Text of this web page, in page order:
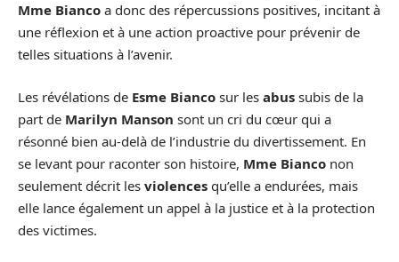
Mme Bianco a donc des répercussions positives, incitant à
une réflexion et à une action proactive pour prévenir de
telles situations à l’avenir.
Les révélations de Esme Bianco sur les abus subis de la
part de Marilyn Manson sont un cri du cœur qui a
résonné bien au-delà de l’industrie du divertissement. En
se levant pour raconter son histoire, Mme Bianco non
seulement décrit les violences qu’elle a endurées, mais
elle lance également un appel à la justice et à la protection
des victimes.